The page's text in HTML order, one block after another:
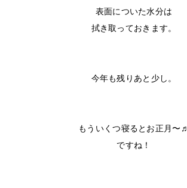
表面についた水分は
拭き取っておきます。
今年も残りあと少し。
もういくつ寝るとお正月〜♬
ですね！